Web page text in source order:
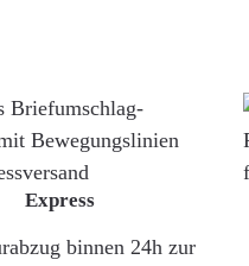
Express
binnen 24h zur